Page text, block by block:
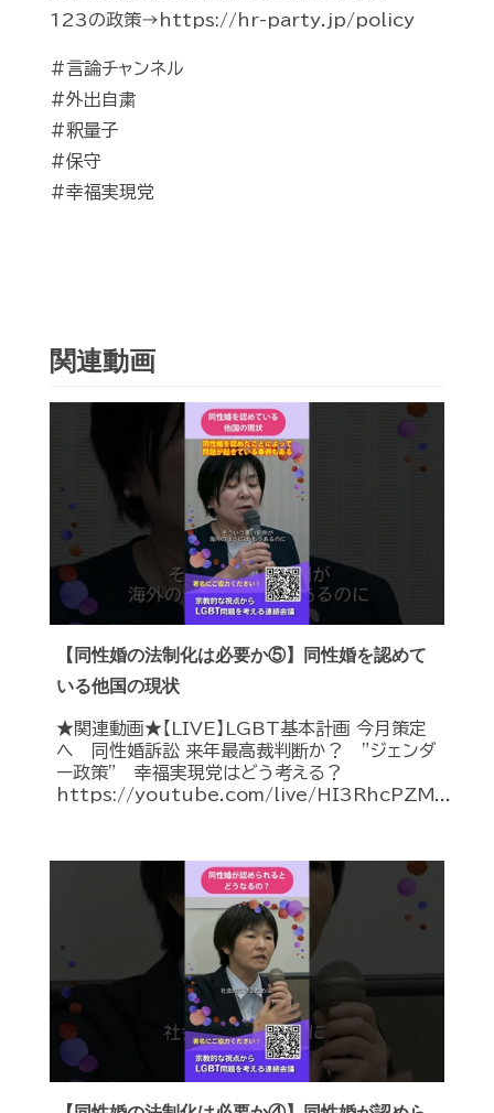
123の政策→https://hr-party.jp/policy
#言論チャンネル
#外出自粛
#釈量子
#保守
#幸福実現党
関連動画
【同性婚の法制化は必要か⑤】同性婚を認めて
いる他国の現状
★関連動画★【LIVE】LGBT基本計画 今月策定
へ 同性婚訴訟 来年最高裁判断か？ ”ジェンダ
ー政策” 幸福実現党はどう考える？
https://youtube.com/live/HI3RhcPZM...